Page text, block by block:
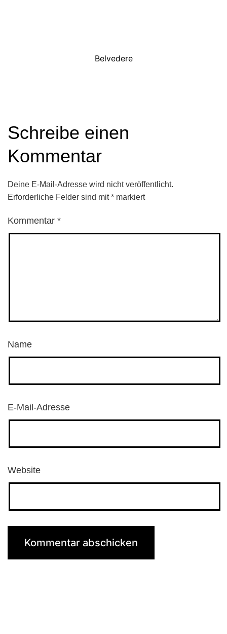
Belvedere
Schreibe einen
Kommentar
Deine E-Mail-Adresse wird nicht veröffentlicht.
Erforderliche Felder sind mit* markiert
Kommentar *
Name
E-Mail-Adresse
Website